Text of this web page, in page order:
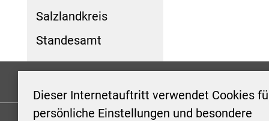
Dieser Internetauftritt verwendet Cookies
persönliche Einstellungen und besondere
Salzlandkreis
Standesamt